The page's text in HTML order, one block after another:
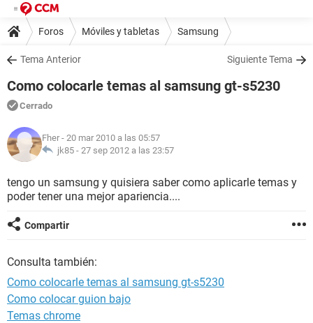
Foros Móviles y tabletas Samsung
Tema Anterior Siguiente Tema
Como colocarle temas al samsung gt-s5230
Cerrado
Fher - 20 mar 2010 a las 05:57
jk85 - 27 sep 2012 a las 23:57
tengo un samsung y quisiera saber como aplicarle temas y
poder tener una mejor apariencia....
Compartir
Consulta también:
Como colocarle temas al samsung gt-s5230
Como colocar guion bajo
Temas chrome